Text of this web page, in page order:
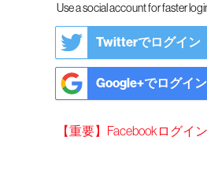
Use a social account for faster
Twitterでログイン
Google+でログイン
【重要】Facebookログイ